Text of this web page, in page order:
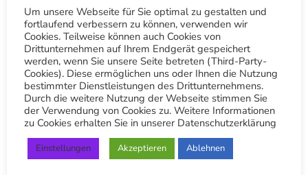
Um unsere Webseite für Sie optimal zu gestalten und
fortlaufend verbessern zu können, verwenden wir
Cookies. Teilweise können auch Cookies von
Drittunternehmen auf Ihrem Endgerät gespeichert
werden, wenn Sie unsere Seite betreten (Third-Party-
Cookies). Diese ermöglichen uns oder Ihnen die Nutzung
bestimmter Dienstleistungen des Drittunternehmens.
Durch die weitere Nutzung der Webseite stimmen Sie
der Verwendung von Cookies zu. Weitere Informationen
zu Cookies erhalten Sie in unserer Datenschutzerklärung
Einstellungen Akzeptieren Ablehnen